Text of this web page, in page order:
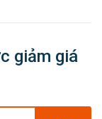
giảm giá